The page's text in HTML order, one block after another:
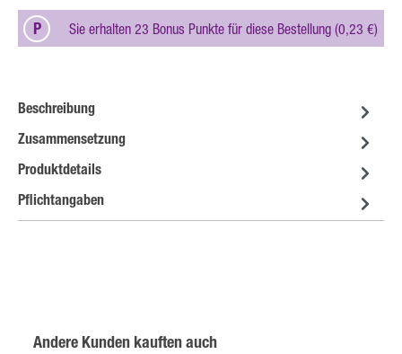
P Sie erhalten 23 Bonus Punkte für diese Bestellung (0,23 €)
Beschreibung
Zusammensetzung
Produktdetails
Pflichtangaben
Produktgalerie überspringen
Andere Kunden kauften auch